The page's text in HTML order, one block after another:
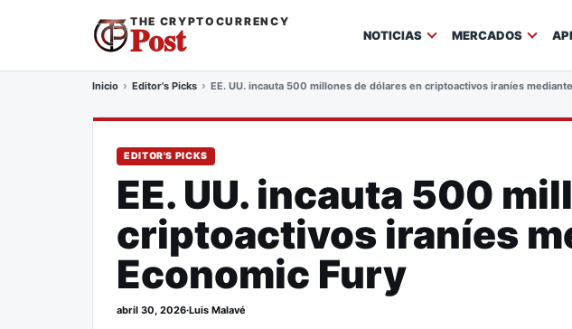
THE CRYPTOCURRENCY
Post NOTICIAS MERCADOS
Inicio Editor's Picks EE. UU. incauta 500 millones de dólares en criptoactivos iraníes mediante
EDITOR'S PICKS
EE. UU. incauta 500
criptoactivos iraníes
Economic Fury
abril 30, 2026·Luis Malavé